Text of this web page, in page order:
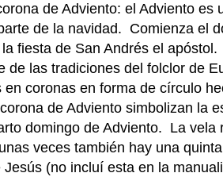
de Adviento: el Adviento es
de la navidad. Comienza el
fiesta de San Andrés el
de las tradiciones del folclor de
en coronas en forma de círculo
de Adviento simbolizan la
domingo de Adviento. La
veces también hay una
Jesús (no incluí esta en la